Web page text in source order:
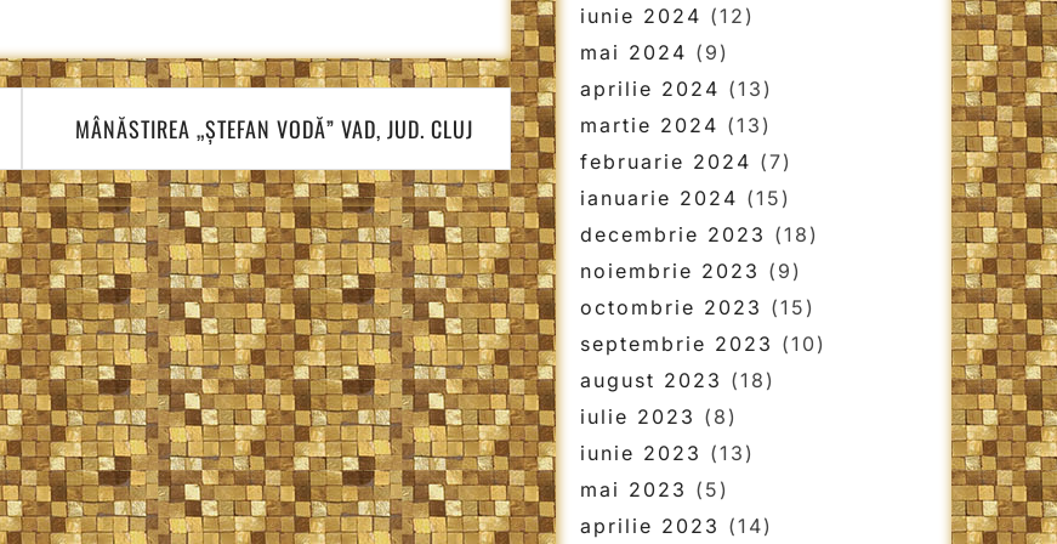
MÂNĂSTIREA „ȘTEFAN VODĂ” VAD, JUD. CLUJ
iunie 2024 (12)
mai 2024 (9)
aprilie 2024 (13)
martie 2024 (13)
februarie 2024 (7)
ianuarie 2024 (15)
decembrie 2023 (18)
noiembrie 2023 (9)
octombrie 2023 (15)
septembrie 2023 (10)
august 2023 (18)
iulie 2023 (8)
iunie 2023 (13)
mai 2023 (5)
aprilie 2023 (14)